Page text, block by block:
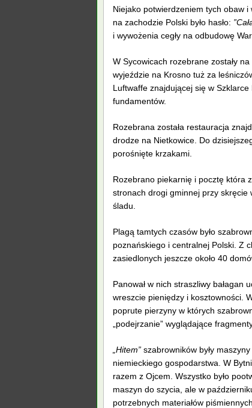
Niejako potwierdzeniem tych obaw i
na zachodzie Polski było hasło:
i wywożenia cegły na odbudowę
W Sycowicach rozebrane zostały
wyjeździe na Krosno tuż za
Luftwaffe znajdującej się w
fundamentów.
Rozebrana została restauracja
drodze na Nietkowice. Do
porośnięte krzakami.
Rozebrano piekarnię i pocztę która
stronach drogi gminnej przy skręcie
śladu.
Plagą tamtych czasów było
poznańskiego i centralnej Polski. Z
zasiedlonych jeszcze około 40
Panował w nich straszliwy
wreszcie pieniędzy i kosztowności.
poprute pierzyny w których
„podejrzanie” wyglądające
„Hitem” szabrowników były
niemieckiego gospodarstwa. W
razem z Ojcem. Wszystko było
maszyn do szycia, ale w
potrzebnych materiałów